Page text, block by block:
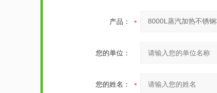
产品：
您的单位：
您的姓名：